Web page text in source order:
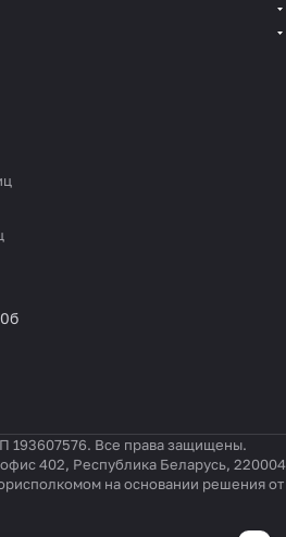
Все права защищены.
402, Республика Беларусь, 220004
на основании решения от